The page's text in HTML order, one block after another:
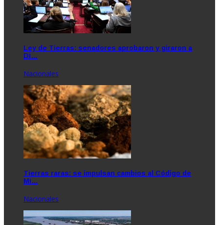
Ley de Tierras: senadores aprobaron y giraron a
Di…
Nacionales
Tierras raras: se impulsan cambios al Código de
Mi…
Nacionales